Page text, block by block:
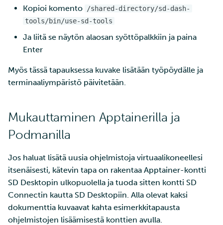
Kopioi komento
/shared-directory/sd-dash-
tools/bin/use-sd-tools
Ja liitä se näytön alaosan syöttöpalkkiin ja paina
Enter
Myös tässä tapauksessa kuvake lisätään työpöydälle ja
terminaaliympäristö päivitetään.
Mukauttaminen Apptainerilla ja
Podmanilla
Jos haluat lisätä uusia ohjelmistoja virtuaalikoneellesi
itsenäisesti, kätevin tapa on rakentaa Apptainer-kontti
SD Desktopin ulkopuolella ja tuoda sitten kontti SD
Connectin kautta SD Desktopiin. Alla olevat kaksi
dokumenttia kuvaavat kahta esimerkkitapausta
ohjelmistojen lisäämisestä konttien avulla.